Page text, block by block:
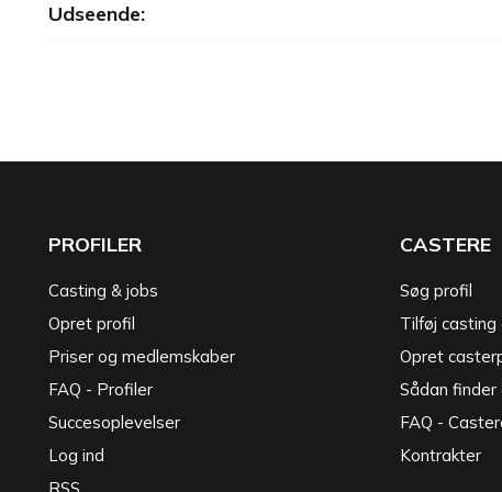
Udseende:
PROFILER
Casting & jobs
Opret profil
Priser og medlemskaber
FAQ - Profiler
Succesoplevelser
Log ind
RSS
CASTERE
Søg profil
Tilføj casting
Opret
Sådan finder
FAQ -
Kontrakter